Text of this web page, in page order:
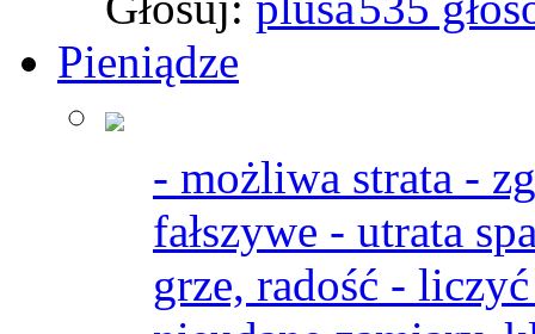
Pieniądze
- możliwa strata -
fałszywe - utrata
grze, radość -